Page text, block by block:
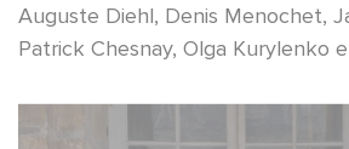
Auguste Diehl, Denis Menochet,
Patrick Chesnay, Olga Kurylenko